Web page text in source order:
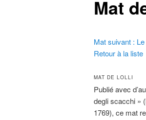
Mat
Mat suivant :
Retour à la liste
MAT DE LOLLI
Publié avec
degli scacchi »
1769), ce mat